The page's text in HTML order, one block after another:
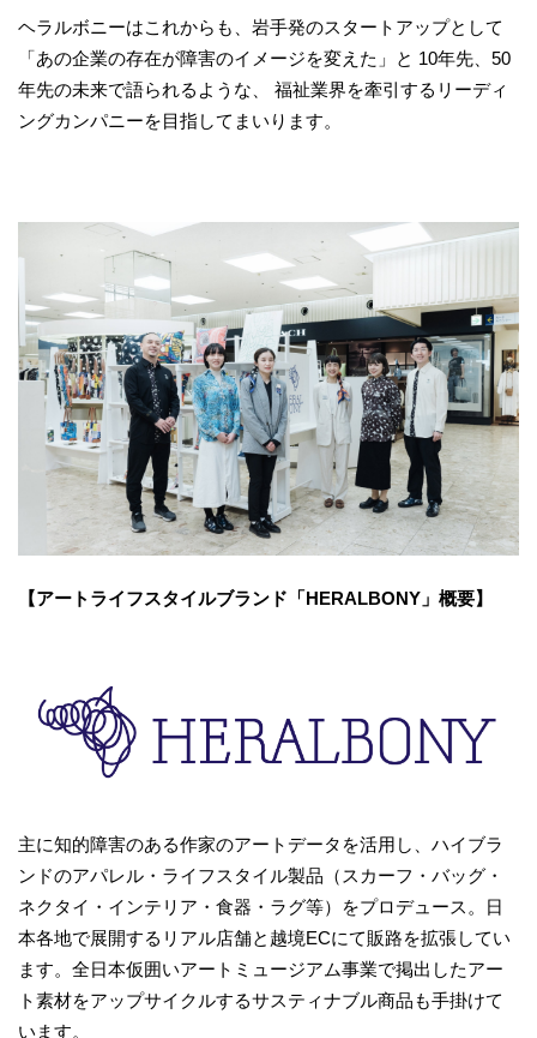
ヘラルボニーはこれからも、岩手発のスタートアップとして
「あの企業の存在が障害のイメージを変えた」と 10年先、50
年先の未来で語られるような、 福祉業界を牽引するリーディ
ングカンパニーを⽬指してまいります。
【アートライフスタイルブランド「HERALBONY」概要】
主に知的障害のある作家のアートデータを活用し、ハイブラ
ンドのアパレル・ライフスタイル製品（スカーフ・バッグ・
ネクタイ・インテリア・食器・ラグ等）をプロデュース。日
本各地で展開するリアル店舗と越境ECにて販路を拡張してい
ます。全日本仮囲いアートミュージアム事業で掲出したアー
ト素材をアップサイクルするサスティナブル商品も手掛けて
います。